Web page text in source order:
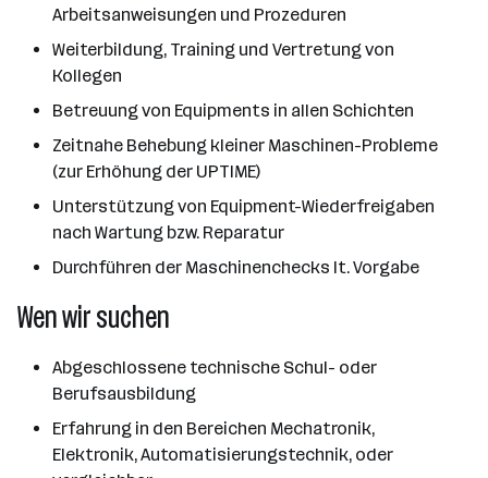
Arbeitsanweisungen und Prozeduren
Weiterbildung, Training und Vertretung von
Kollegen
Betreuung von Equipments in allen Schichten
Zeitnahe Behebung kleiner Maschinen-Probleme
(zur Erhöhung der UPTIME)
Unterstützung von Equipment-Wiederfreigaben
nach Wartung bzw. Reparatur
Durchführen der Maschinenchecks lt. Vorgabe
Wen wir suchen
Abgeschlossene technische Schul- oder
Berufsausbildung
Erfahrung in den Bereichen Mechatronik,
Elektronik, Automatisierungstechnik, oder